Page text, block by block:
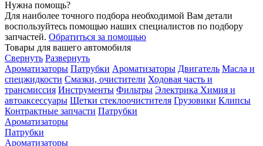
Нужна помощь?
Для наиболее точного подбора необходимой Вам детали
воспользуйтесь помощью наших специалистов по подбору
запчастей. Обратиться за помощью
Товары для вашего автомобиля
Свернуть Развернуть
Ароматизаторы Патрубки Ароматизаторы Двигатель Масла и
спецжидкости Смазки, очистители Ходовая часть и
трансмиссия Инструменты Фильтры Электрика Химия и
автоаксессуары Щетки стеклоочистителя Грузовики Клипсы
Контрактные запчасти Патрубки
Ароматизаторы
Патрубки
Ароматизаторы